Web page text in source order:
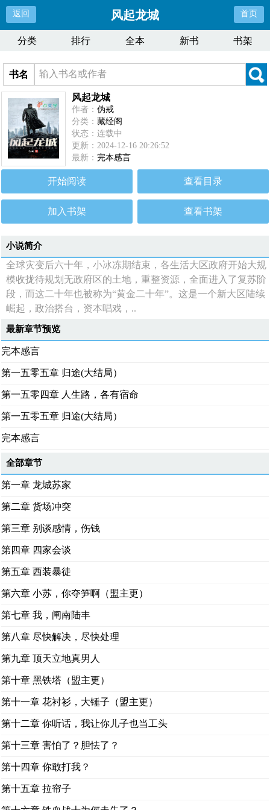
返回 风起龙城 首页
分类 排行 全本 新书 书架
书名
风起龙城
作者：伪戒
分类：藏经阁
状态：连载中
更新：2024-12-16 20:26:52
最新： 完本感言
开始阅读 查看目录
加入书架 查看书架
小说简介
全球灾变后六十年，小冰冻期结束，各生活大区政府开始大规
模收拢待规划无政府区的土地，重整资源，全面进入了复苏阶
段，而这二十年也被称为“黄金二十年”。这是一个新大区陆续
崛起，政治搭台，资本唱戏，..
最新章节预览
完本感言
第一五零五章 归途(大结局）
第一五零四章 人生路，各有宿命
第一五零五章 归途(大结局）
完本感言
全部章节
第一章 龙城苏家
第二章 货场冲突
第三章 别谈感情，伤钱
第四章 四家会谈
第五章 西装暴徒
第六章 小苏，你夺笋啊（盟主更）
第七章 我，闸南陆丰
第八章 尽快解决，尽快处理
第九章 顶天立地真男人
第十章 黑铁塔（盟主更）
第十一章 花衬衫，大锤子（盟主更）
第十二章 你听话，我让你儿子也当工头
第十三章 害怕了？胆怯了？
第十四章 你敢打我？
第十五章 拉帘子